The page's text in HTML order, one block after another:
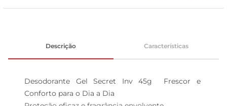
Descrição Características
Desodorante Gel Secret Inv 45g  Frescor e
Conforto para o Dia a Dia